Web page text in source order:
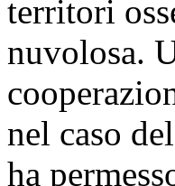
territori
nuvolosa.
nel caso
ha